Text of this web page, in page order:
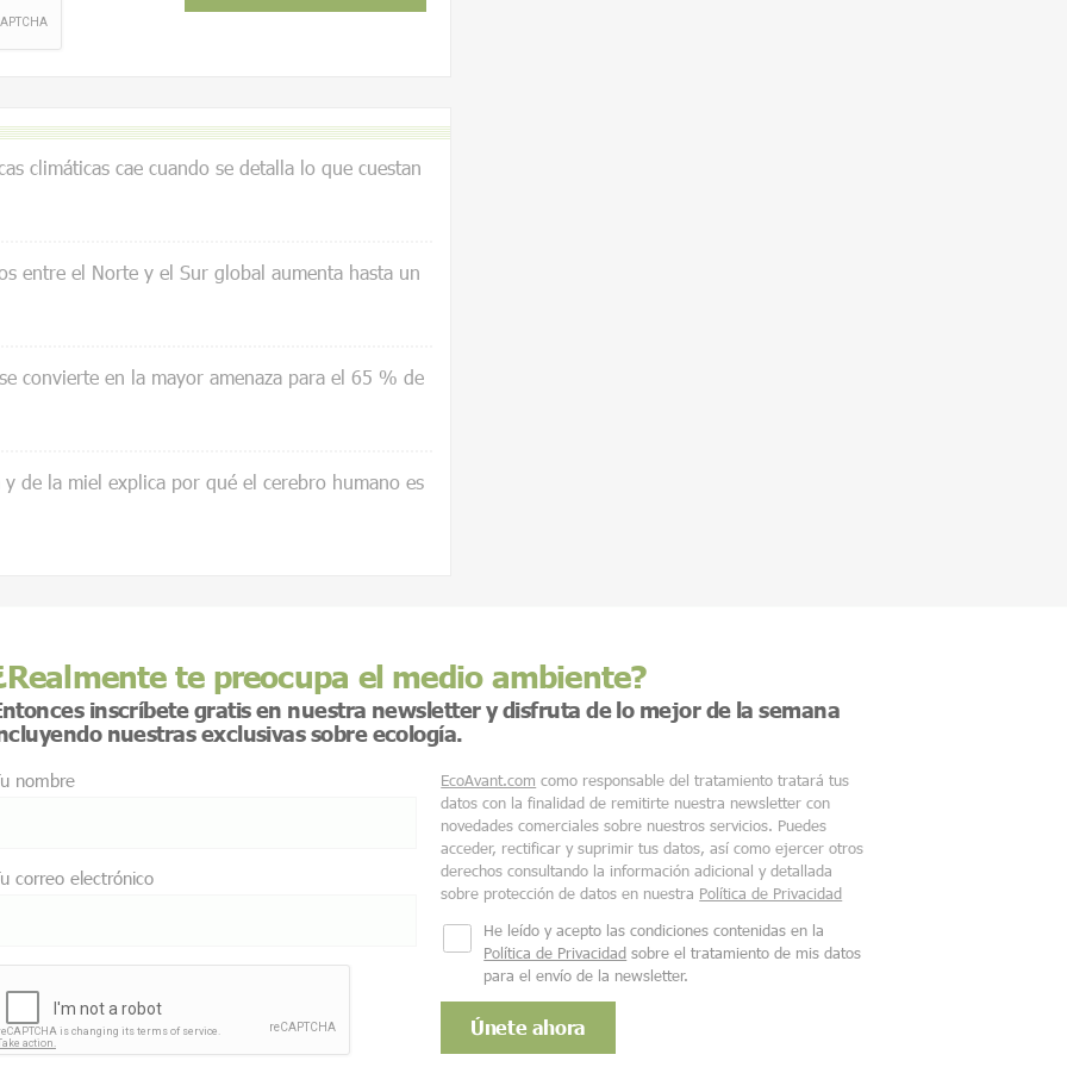
climáticas cae cuando se detalla lo que cuestan
entre el Norte y el Sur global aumenta hasta un
convierte en la mayor amenaza para el 65 % de
de la miel explica por qué el cerebro humano es
te preocupa el medio ambiente?
inscríbete gratis en nuestra newsletter y disfruta de lo mejor de la semana
nuestras exclusivas sobre ecología.
nombre
correo electrónico
EcoAvant.com como responsable del tratamiento tratará tus
datos con la finalidad de remitirte nuestra newsletter con
novedades comerciales sobre nuestros servicios. Puedes
acceder, rectificar y suprimir tus datos, así como ejercer otros
derechos consultando la información adicional y detallada
sobre protección de datos en nuestra Política de Privacidad
He leído y acepto las condiciones contenidas en la
Política de Privacidad sobre el tratamiento de mis datos
para el envío de la newsletter.